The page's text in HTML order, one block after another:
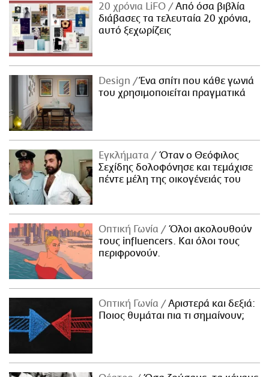
20 χρόνια LiFO
Από όσα βιβλία
διάβασες τα τελευταία 20 χρόνια,
αυτό ξεχωρίζεις
Design
Ένα σπίτι που κάθε γωνιά
του χρησιμοποιείται πραγματικά
Εγκλήματα
Όταν ο Θεόφιλος
Σεχίδης δολοφόνησε και τεμάχισε
πέντε μέλη της οικογένειάς του
Οπτική Γωνία
Όλοι ακολουθούν
τους influencers. Και όλοι τους
περιφρονούν.
Οπτική Γωνία
Αριστερά και δεξιά:
Ποιος θυμάται πια τι σημαίνουν;